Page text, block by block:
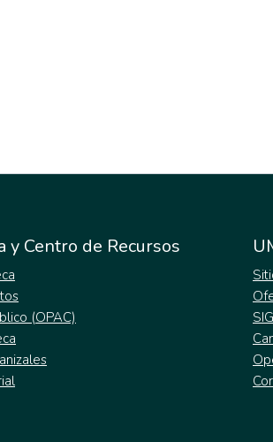
y Centro de Recursos
(OPAC)